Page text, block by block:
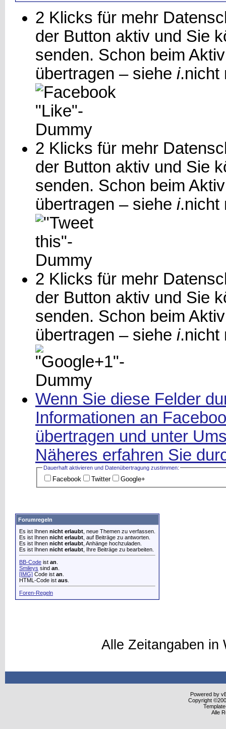
2 Klicks für mehr
der Button aktiv und Sie
senden. Schon beim
übertragen – siehe i.nicht
2 Klicks für mehr
der Button aktiv und Sie
senden. Schon beim
übertragen – siehe i.nicht
2 Klicks für mehr
der Button aktiv und Sie
senden. Schon beim
übertragen – siehe i.nicht
Wenn Sie diese Felder
Informationen an
übertragen und unter
Näheres erfahren Sie
Dauerhaft aktivieren und Datenüber­tragung zustimmen:
Facebook Twitter Google+
Forumregeln
Es ist Ihnen nicht erlaubt , neue Themen zu verfassen.
Es ist Ihnen nicht erlaubt , auf Beiträge zu antworten.
Es ist Ihnen nicht erlaubt , Anhänge hochzuladen.
Es ist Ihnen nicht erlaubt , Ihre Beiträge zu bearbeiten.
BB-Code ist an
Smileys sind an
[IMG] Code ist an
HTML-Code ist aus
Foren-Regeln
Alle Zeitangaben
Powered by
Copyright
Alle